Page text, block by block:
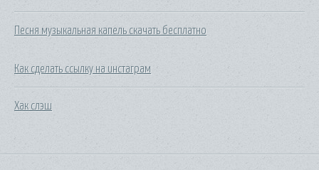
Песня музыкальная капель скачать бесплатно
Как сделать ссылку на инстаграм
Хак слэш